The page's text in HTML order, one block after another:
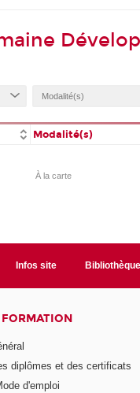
Modalité(s)
À la carte
Infos site Bibliothèque
diplômes et des certificats
d'emploi